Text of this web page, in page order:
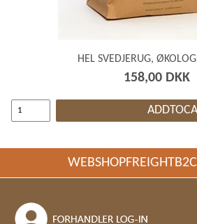
HEL SVEDJERUG,
158,00 DKK